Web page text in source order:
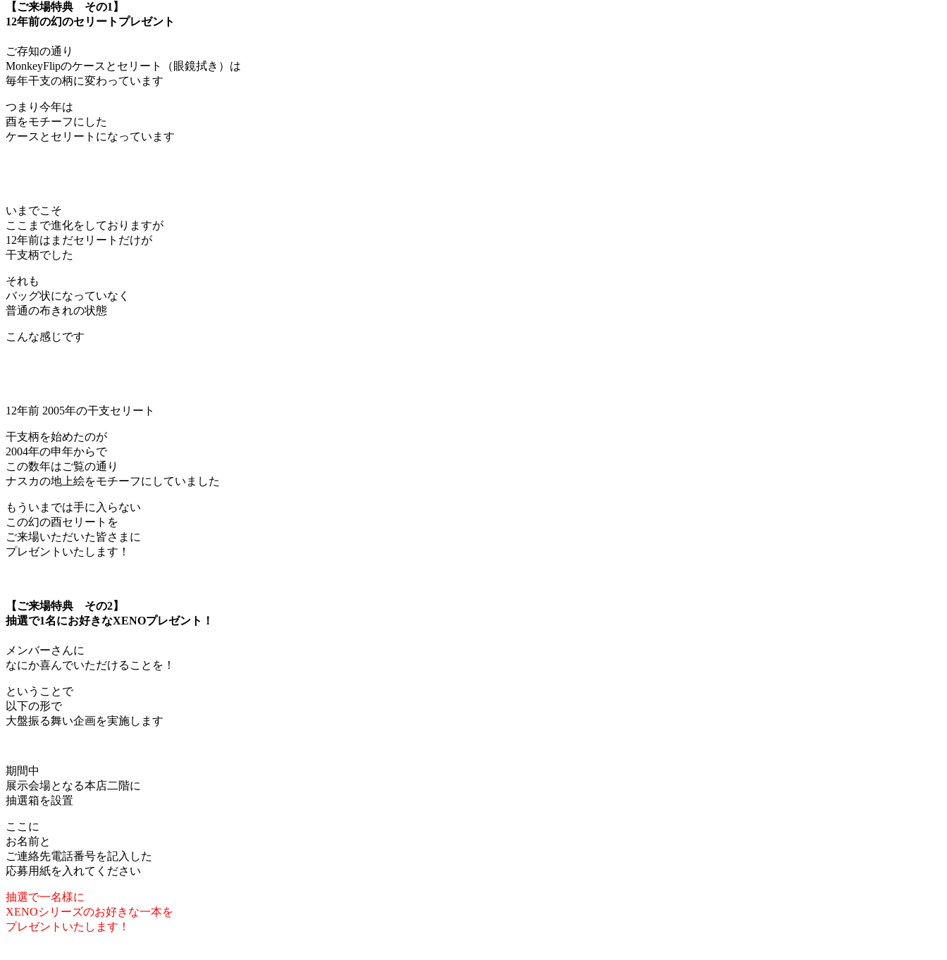
【ご来場特典 その1】
12年前の幻のセリートプレゼント
ご存知の通り
MonkeyFlipのケースとセリート（眼鏡拭き）は
毎年干支の柄に変わっています
つまり今年は
酉をモチーフにした
ケースとセリートになっています
いまでこそ
ここまで進化をしておりますが
12年前はまだセリートだけが
干支柄でした
それも
バッグ状になっていなく
普通の布きれの状態
こんな感じです
12年前 2005年の干支セリート
干支柄を始めたのが
2004年の申年からで
この数年はご覧の通り
ナスカの地上絵をモチーフにしていました
もういまでは手に入らない
この幻の酉セリートを
ご来場いただいた皆さまに
プレゼントいたします！
【ご来場特典 その2】
抽選で1名にお好きなXENOプレゼント！
メンバーさんに
なにか喜んでいただけることを！
ということで
以下の形で
大盤振る舞い企画を実施します
期間中
展示会場となる本店二階に
抽選箱を設置
ここに
お名前と
ご連絡先電話番号を記入した
応募用紙を入れてください
抽選で一名様に
XENOシリーズのお好きな一本を
プレゼントいたします！